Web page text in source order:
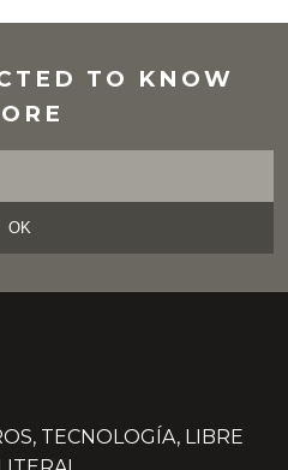
TO KNOW
OK
TECNOLOGÍA, LIBRE